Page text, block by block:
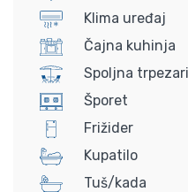
Klima uređaj
Čajna kuhinja
Spoljna
Šporet
Frižider
Kupatilo
Tuš/kada